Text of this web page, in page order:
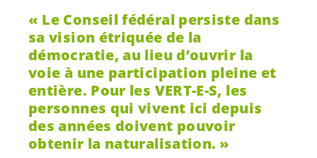
Le Conseil fédéral persiste dans
sa vision étriquée de la
démocratie, au lieu d’ouvrir la
voie à une participation pleine et
entière. Pour les VERT-E-S, les
personnes qui vivent ici depuis
des années doivent pouvoir
obtenir la naturalisation.